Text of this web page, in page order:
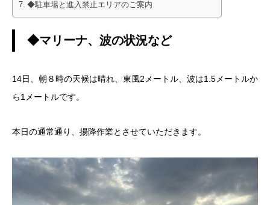
◆駐車場と進入禁止エリアのご案内
◆マリーナ、波の状況など
14日、朝８時の天候は晴れ、東風2メートル、波は1.5メートルか
ら1メートルです。
本日の通常通り、揚降作業とさせていただきます。